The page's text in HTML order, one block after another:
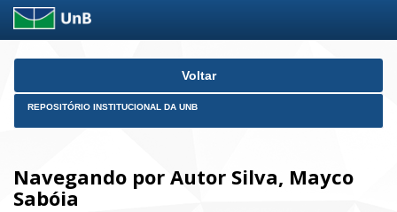
Skip
Voltar
REPOSITÓRIO INSTITUCIONAL DA UNB
Navegando por Autor Silva, Mayco
Sabóia